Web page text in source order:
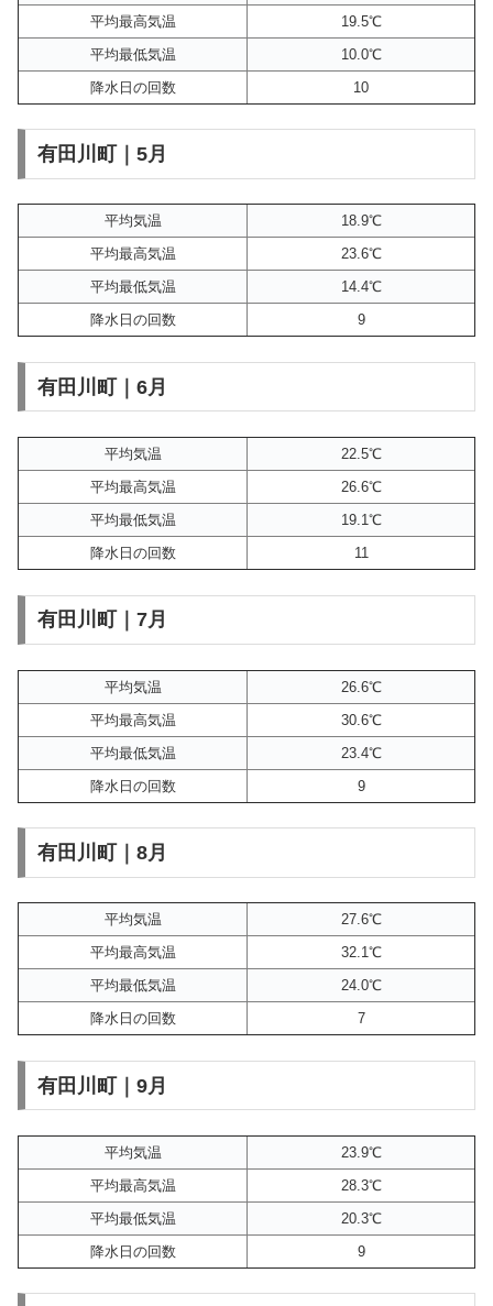
平均最高気温
19.5℃
平均最低気温
10.0℃
降水日の回数
10
有田川町｜5月
平均気温
18.9℃
平均最高気温
23.6℃
平均最低気温
14.4℃
降水日の回数
9
有田川町｜6月
平均気温
22.5℃
平均最高気温
26.6℃
平均最低気温
19.1℃
降水日の回数
11
有田川町｜7月
平均気温
26.6℃
平均最高気温
30.6℃
平均最低気温
23.4℃
降水日の回数
9
有田川町｜8月
平均気温
27.6℃
平均最高気温
32.1℃
平均最低気温
24.0℃
降水日の回数
7
有田川町｜9月
平均気温
23.9℃
平均最高気温
28.3℃
平均最低気温
20.3℃
降水日の回数
9